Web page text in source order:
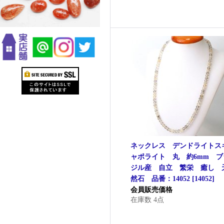
ネックレス デンドライトス
ャポライト 丸 約6mm ブ
ジル産 自立 繁栄 癒し
然石 品番：14052 [14052]
会員販売価格
在庫数 4点